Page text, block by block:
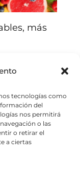
tecnologías como
del
nos permitirá
o las
o retirar el
a ciertas
más
de nuestra
En